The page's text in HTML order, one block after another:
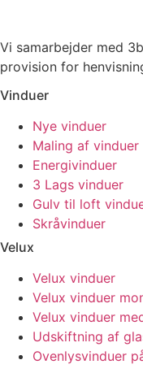
Vi samarbejder med
provision for
Vinduer
Nye vinduer
Maling af vinduer
Energivinduer
3 Lags vinduer
Gulv til loft
Skråvinduer
Velux
Velux vinduer
Velux vinduer
Velux vinduer
Udskiftning af
Ovenlysvinduer